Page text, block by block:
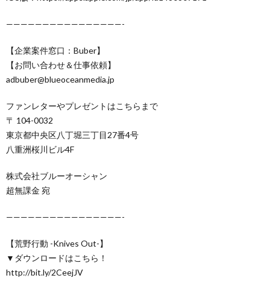
————————————————-
【企業案件窓口：Buber】
【お問い合わせ＆仕事依頼】
adbuber@blueoceanmedia.jp
ファンレターやプレゼントはこちらまで
〒 104-0032
東京都中央区八丁堀三丁目27番4号
八重洲桜川ビル4F
株式会社ブルーオーシャン
超無課金 宛
————————————————-
【荒野行動 -Knives Out-】
▼ダウンロードはこちら！
http://bit.ly/2CeejJV